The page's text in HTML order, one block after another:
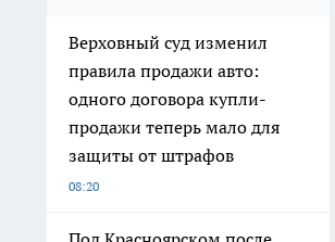
Верховный суд изменил
правила продажи авто:
одного договора купли-
продажи теперь мало для
защиты от штрафов
08:20